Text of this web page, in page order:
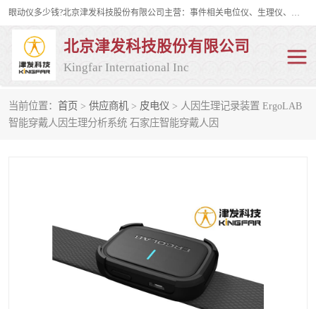
眼动仪多少钱?北京津发科技股份有限公司主营：事件相关电位仪、生理仪、肌电仪、脑电仪、皮电仪、眼动仪；是国家级高新技术企业、科技部认定的科技型中小企业和中关村高新技术企业，具备保密资格，具备自主进出口经营权；自主研发技术、产品与服务荣获多项省部级科学技术奖励、国家发明专利、国家软件著作权和省部级新技术新产品（服务）认证。
北京津发科技股份有限公司
Kingfar International Inc
当前位置： 首页 > 供应商机 > 皮电仪 > 人因生理记录装置 ErgoLAB
智能穿戴人因生理分析系统 石家庄智能穿戴人因
皮电仪 脑电仪
行为观察与表情分析 动作捕捉与生物力学
情绪与生理记录 人机交互实验室
神经营销与消费行为实验 车俩与驾驶模拟